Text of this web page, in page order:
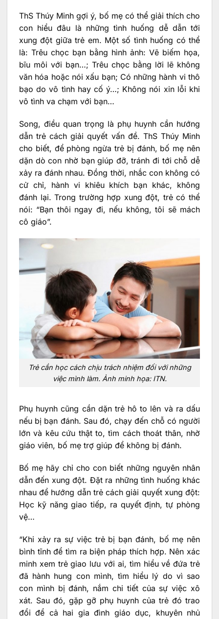
ThS Thúy Minh gợi ý, bố mẹ có thể giải thích cho
con hiểu đâu là những tình huống dễ dẫn tới
xung đột giữa trẻ em. Một số tình huống có thể
là: Trêu chọc bạn bằng hình ảnh: Vẽ biếm họa,
bĩu môi với bạn…; Trêu chọc bằng lời lẽ không
văn hóa hoặc nói xấu bạn; Có những hành vi thô
bạo do vô tình hay cố ý…; Không nói xin lỗi khi
vô tình va chạm với bạn…
Song, điều quan trọng là phụ huynh cần hướng
dẫn trẻ cách giải quyết vấn đề. ThS Thúy Minh
cho biết, để phòng ngừa trẻ bị đánh, bố mẹ nên
dặn dò con nhờ bạn giúp đỡ, tránh đi tới chỗ dễ
xảy ra đánh nhau. Đồng thời, nhắc con không có
cử chỉ, hành vi khiêu khích bạn khác, không
đánh lại. Trong trường hợp xung đột, trẻ có thể
nói: “Bạn thôi ngay đi, nếu không, tôi sẽ mách
cô giáo”.
Trẻ cần học cách chịu trách nhiệm đối với những
việc mình làm. Ảnh minh họa: ITN.
Phụ huynh cũng cần dặn trẻ hô to lên và ra dấu
nếu bị bạn đánh. Sau đó, chạy đến chỗ có người
lớn và kêu cứu thật to, tìm cách thoát thân, nhờ
giáo viên, bố mẹ trợ giúp để không bị đánh.
Bố mẹ hãy chỉ cho con biết những nguyên nhân
dẫn đến xung đột. Đặt ra những tình huống khác
nhau để hướng dẫn trẻ cách giải quyết xung đột:
Học kỹ năng giao tiếp, ra quyết định, tự phòng
vệ…
“Khi xảy ra sự việc trẻ bị bạn đánh, bố mẹ nên
bình tĩnh để tìm ra biện pháp thích hợp. Nên xác
minh xem trẻ giao lưu với ai, tìm hiểu về đứa trẻ
đã hành hung con mình, tìm hiểu lý do vì sao
con mình bị đánh, nắm chi tiết của sự việc xô
xát. Sau đó, gặp gỡ phụ huynh của trẻ đó trao
đổi để cả hai gia đình giáo dục, khuyên nhủ